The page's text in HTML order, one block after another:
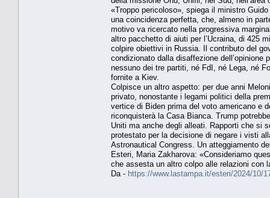
«Troppo pericoloso», spiega il ministro
una coincidenza perfetta, che, almeno in
motivo va ricercato nella progressiva
altro pacchetto di aiuti per l’Ucraina, di 425
colpire obiettivi in Russia. Il contributo del
condizionato dalla disaffezione
nessuno dei tre partiti, né FdI, né Lega, né
fornite a Kiev.
Colpisce un altro aspetto: per due anni
privato, nonostante i legami politici della
vertice di Biden prima del voto americano e
riconquisterà la Casa Bianca. Trump
Uniti ma anche degli alleati. Rapporti che si
protestato per la decisione di negare i visti
Astronautical Congress. Un atteggiamento
Esteri, Maria Zakharova: «Consideriamo
che assesta un altro colpo alle relazioni con
Da - https://www.lastampa.it/esteri/2024/10/